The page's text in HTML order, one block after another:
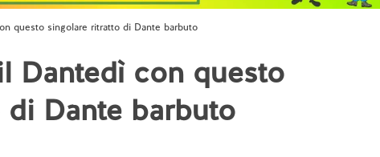
questo singolare ritratto di Dante barbuto
Dantedì con questo
Dante barbuto